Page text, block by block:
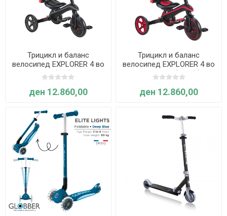
Трицикл и баланс
велосипед EXPLORER 4 во
1, склоплив (сив) - Globber
ден 12.860,00
Трицикл и баланс
велосипед EXPLORER 4 во
1, склоплив (црвен) -
Globber
ден 12.860,00